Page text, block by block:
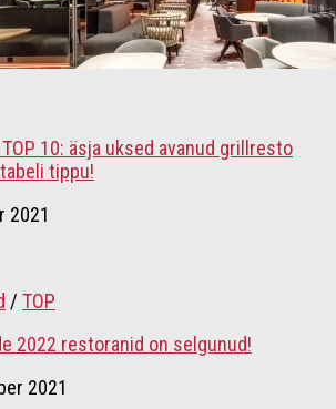
10: äsja uksed avanud grillresto
tippu!
2021
/ TOP
2022 restoranid on selgunud!
2021